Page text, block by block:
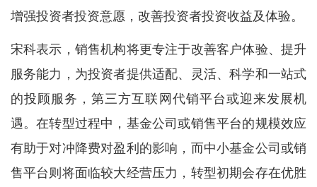
增强投资者投资意愿，改善投资者投资收益及体验。
宋科表示，销售机构将更专注于改善客户体验、提升
服务能力，为投资者提供适配、灵活、科学和一站式
的投顾服务，第三方互联网代销平台或迎来发展机
遇。在转型过程中，基金公司或销售平台的规模效应
有助于对冲降费对盈利的影响，而中小基金公司或销
售平台则将面临较大经营压力，转型初期会存在优胜